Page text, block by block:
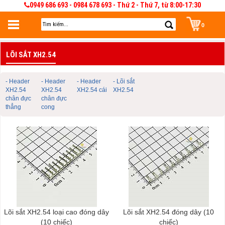
0949 686 693 - 0984 678 693 - Thứ 2 - Thứ 7, từ 8:00-17:30
0
Đăng nhập
Đăng nhập để lưu giỏ hàng 30 ngày. Có thể sửa và quản lý giỏ hàng và đơn
hàng
LÕI SẮT XH2.54
- Header
XH2.54
chân đực
thẳng
- Header
XH2.54
chân đực
cong
- Header
XH2.54 cái
- Lõi sắt
XH2.54
Lõi sắt XH2.54 loại cao đóng dây
(10 chiếc)
Lõi sắt XH2.54 đóng dây (10
chiếc)